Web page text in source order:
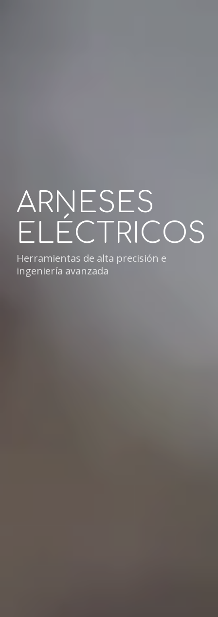
ARNESES
ELÉCTRICOS
Herramientas de alta precisión e
ingeniería avanzada